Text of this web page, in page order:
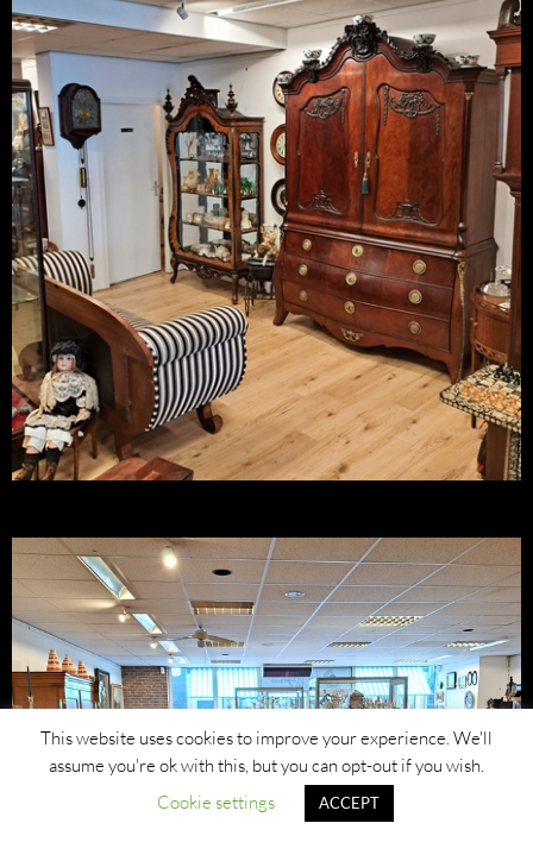
This website uses cookies to improve your experience. We'll
assume you're ok with this, but you can opt-out if you wish.
Cookie settings
ACCEPT